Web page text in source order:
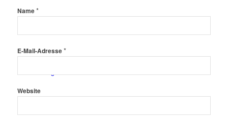
Leistungen
Name*
E-Mail-Adresse*
Website